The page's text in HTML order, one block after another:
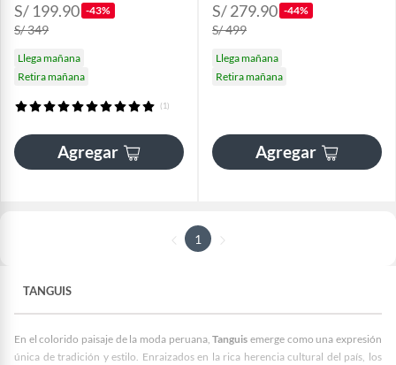
S/ 199.90 -43%
S/ 349
Llega mañana
Retira mañana
(1)
Agregar
S/ 279.90 -44%
S/ 499
Llega mañana
Retira mañana
Agregar
1
TANGUIS
En el colorido paisaje de la moda peruana,Tanguisemerge como una expresión
única de tradición y estilo. Enraizados en la rica herencia cultural del país, los